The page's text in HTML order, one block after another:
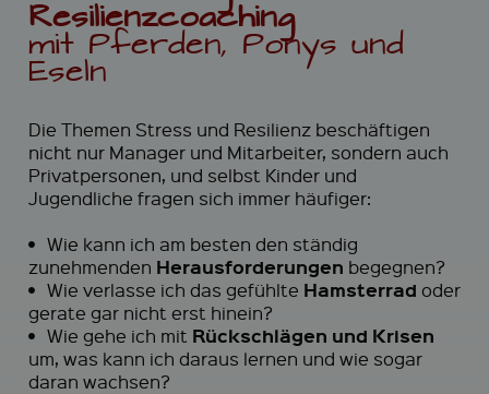
Resilienzcoaching
mit Pferden, Ponys und
Eseln
Die Themen Stress und Resilienz beschäftigen
nicht nur Manager und Mitarbeiter, sondern auch
Privatpersonen, und selbst Kinder und
Jugendliche fragen sich immer häufiger:
• Wie kann ich am besten den ständig
zunehmenden Herausforderungen begegnen?
• Wie verlasse ich das gefühlte Hamsterrad oder
gerate gar nicht erst hinein?
• Wie gehe ich mit Rückschlägen und Krisen
um, was kann ich daraus lernen und wie sogar
daran wachsen?